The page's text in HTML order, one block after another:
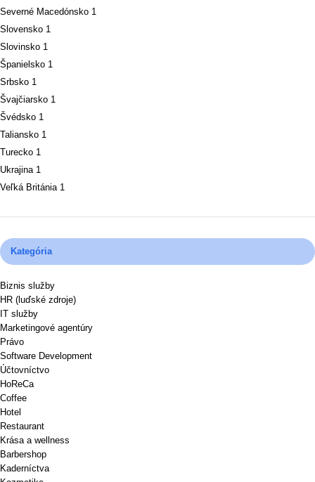
Severné Macedónsko 1
Slovensko 1
Slovinsko 1
Španielsko 1
Srbsko 1
Švajčiarsko 1
Švédsko 1
Taliansko 1
Turecko 1
Ukrajina 1
Veľká Británia 1
Kategória
Biznis služby
HR (luďské zdroje)
IT služby
Marketingové agentúry
Právo
Software Development
Účtovníctvo
HoReCa
Coffee
Hotel
Restaurant
Krása a wellness
Barbershop
Kaderníctva